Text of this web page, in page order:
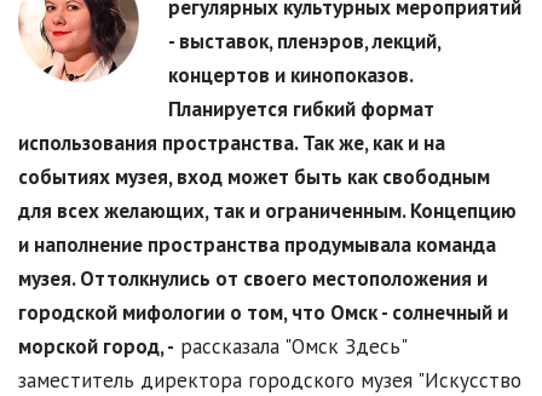
регулярных культурных мероприятий
- выставок, пленэров, лекций,
концертов и кинопоказов.
Планируется гибкий формат
использования пространства. Так же, как и на
событиях музея, вход может быть как свободным
для всех желающих, так и ограниченным. Концепцию
и наполнение пространства продумывала команда
музея. Оттолкнулись от своего местоположения и
городской мифологии о том, что Омск - солнечный и
морской город, - рассказала "Омск Здесь"
заместитель директора городского музея "Искусство